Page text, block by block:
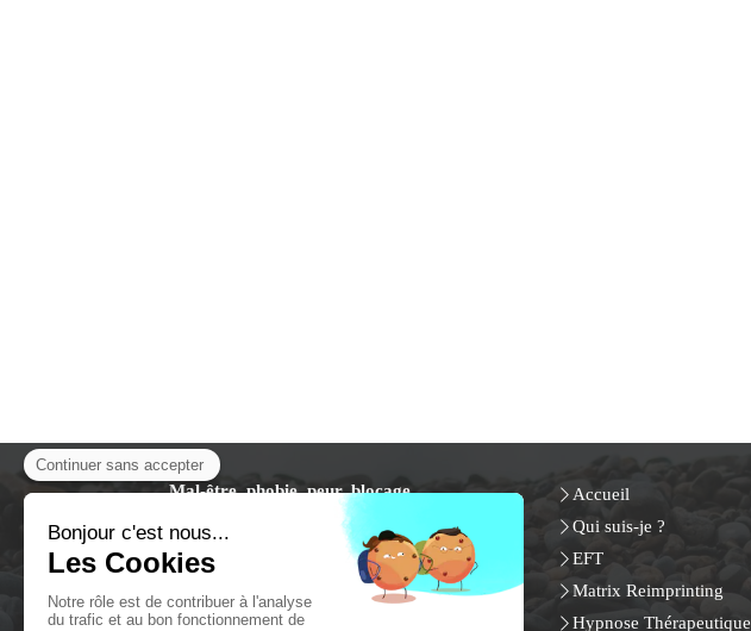
Mal-être, phobie, peur, blocage
pyschologique, traumatisme
de psychologie énergétique EFT ou
hypnose thérapeutique disposent de
Accueil
Qui suis-je ?
EFT
Matrix Reimprinting
Hypnose Thérapeutique